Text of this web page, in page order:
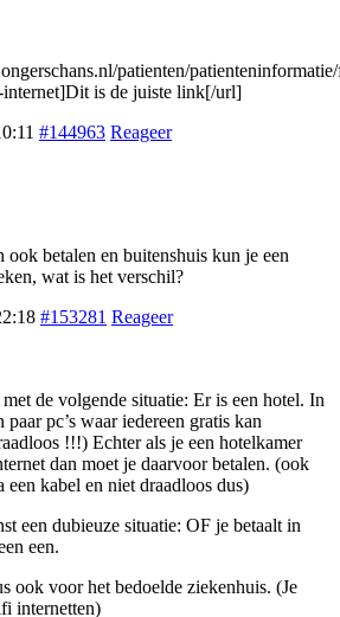
patienten/
internet]Dit is de juiste link[/url]
#144963 Reageer
ook betalen en buitenshuis kun je een
wat is het verschil?
#153281 Reageer
de volgende situatie: Er is een hotel. In
paar pc’s waar iedereen gratis kan
!!!) Echter als je een hotelkamer
dan moet je daarvoor betalen. (ook
een kabel en niet draadloos dus)
een dubieuze situatie: OF je betaalt in
een.
ook voor het bedoelde ziekenhuis. (Je
internetten)